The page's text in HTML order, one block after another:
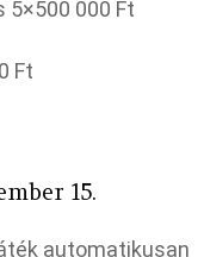
5×500 000 Ft
Ft
15.
automatikusan